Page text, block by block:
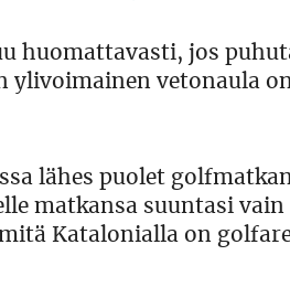
huomattavasti, jos
vetonaula
lähes puolet
matkansa suuntasi
Katalonialla on